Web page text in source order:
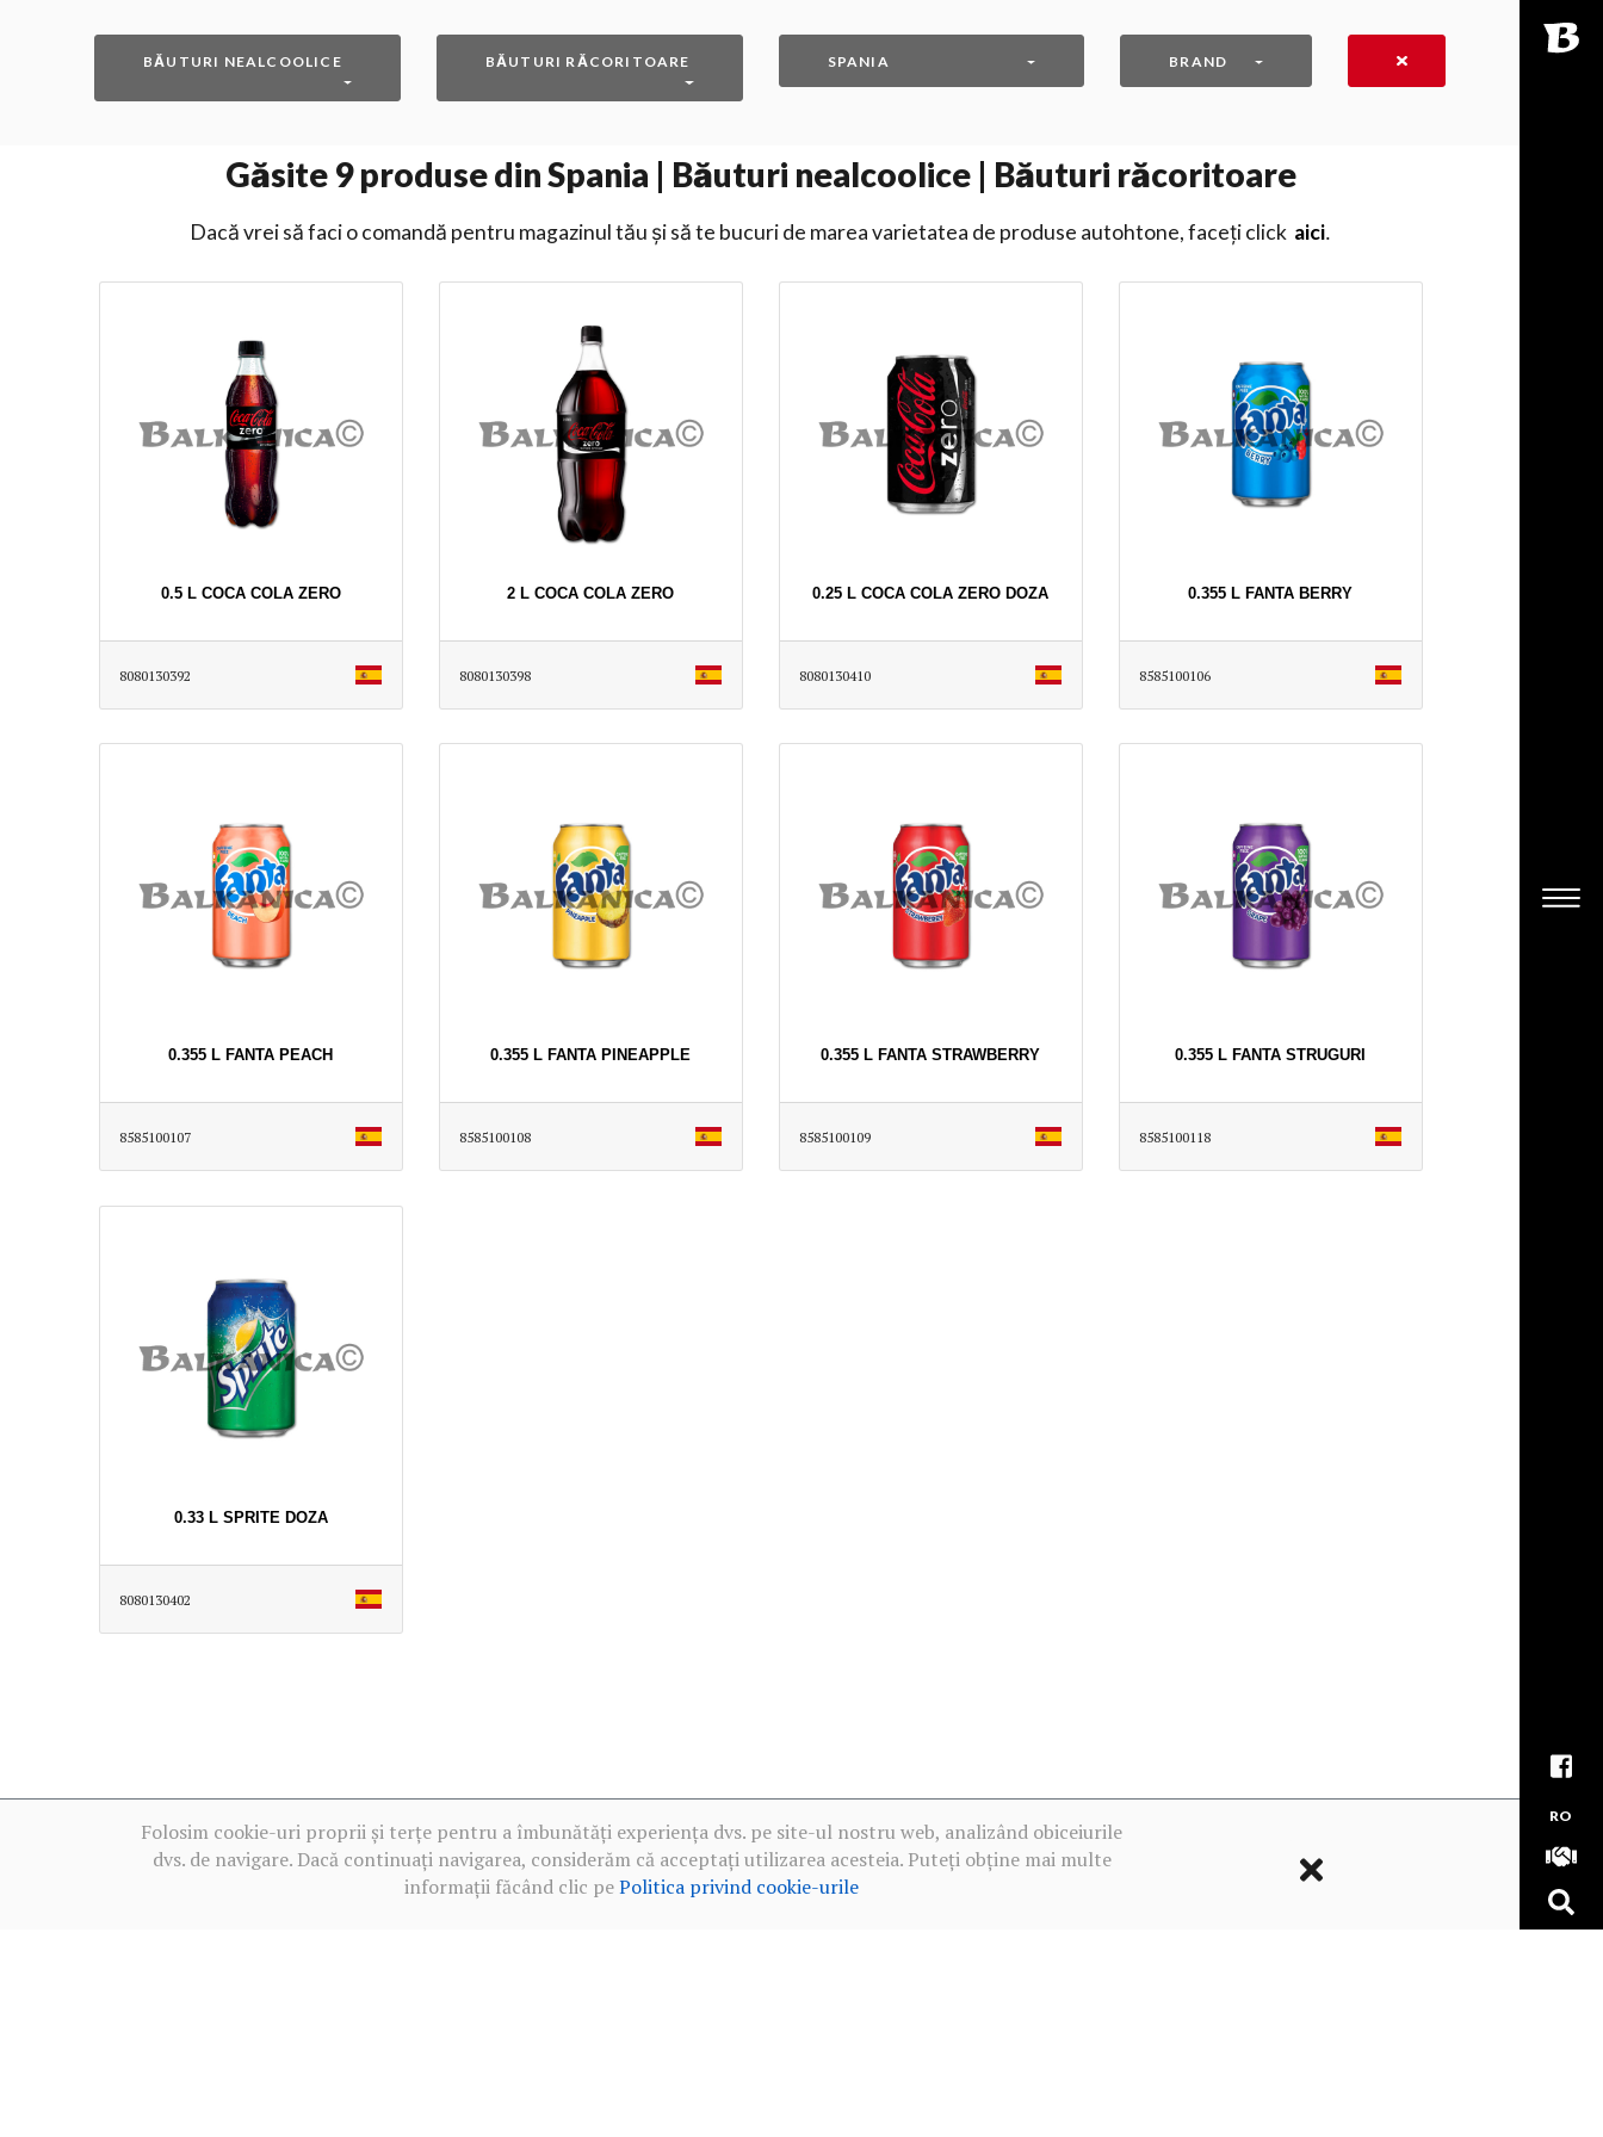
RO
BĂUTURI NEALCOOLICE BĂUTURI RĂCORITOARE SPANIA BRAND
Găsite 9produse din Spania | Băuturi nealcoolice | Băuturi răcoritoare
Dacă vrei să faci o comandă pentru magazinul tău și să te bucuri de marea varietatea de produse autohtone, faceți click aici․
0.5 L COCA COLA ZERO
8080130392
2 L COCA COLA ZERO
8080130398
0.25 L COCA COLA ZERO DOZA
8080130410
0.355 L FANTA BERRY
8585100106
0.355 L FANTA PEACH
8585100107
0.355 L FANTA PINEAPPLE
8585100108
0.355 L FANTA STRAWBERRY
8585100109
0.355 L FANTA STRUGURI
8585100118
0.33 L SPRITE DOZA
8080130402
Folosim cookie-uri proprii și terțe pentru a îmbunătăți experiența dvs. pe site-ul nostru web, analizând obiceiurile
dvs. de navigare. Dacă continuați navigarea, considerăm că acceptați utilizarea acesteia. Puteți obține mai multe
informații făcând clic pePolitica privind cookie-urile